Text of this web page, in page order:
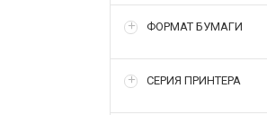
ФОРМАТ БУМАГИ
СЕРИЯ ПРИНТЕРА